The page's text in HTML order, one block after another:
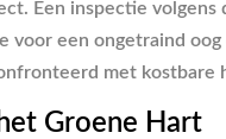
Een inspectie volgens
voor een ongetraind
met kostbare
Groene Hart